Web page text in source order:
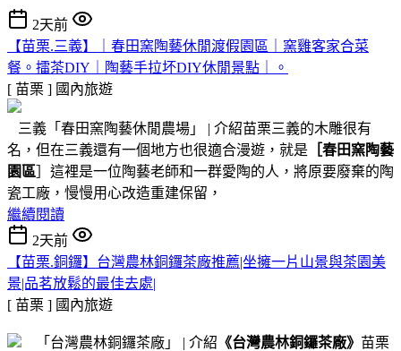
2天前
【苗栗.三義】｜春田窯陶藝休閒渡假園區｜窯雞客家合菜
餐。擂茶DIY｜陶藝手拉坏DIY休閒景點｜。
[ 苗栗 ] 國內旅遊
三義「春田窯陶藝休閒農場」 | 介紹苗栗三義的木雕很有
名，但在三義還有一個地方也很適合漫遊，就是 ［春田窯陶藝
園區 ］這裡是一位陶藝老師和一群愛陶的人，將原要廢棄的陶
瓷工廠，慢慢用心改造重建保留，
繼續閱讀
2天前
【苗栗.銅鑼】台灣農林銅鑼茶廠推薦|坐擁一片山景與茶園美
景|品茗放鬆的最佳去處|
[ 苗栗 ] 國內旅遊
「台灣農林銅鑼茶廠」 | 介紹 《台灣農林銅鑼茶廠》 苗栗